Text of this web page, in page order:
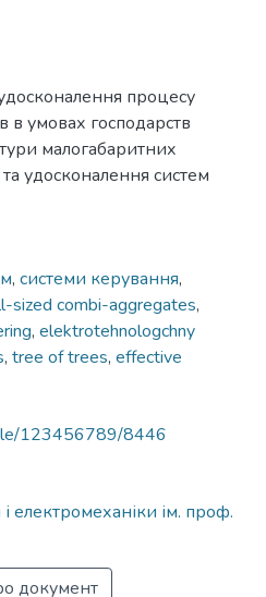
процесу
в умовах господарств
малогабаритних
удосконалення систем
, системи керування,
sized combi-aggregates,
, elektrotehnologchny
, tree of trees, effective
123456789/8446
електромеханіки ім. проф.
документ